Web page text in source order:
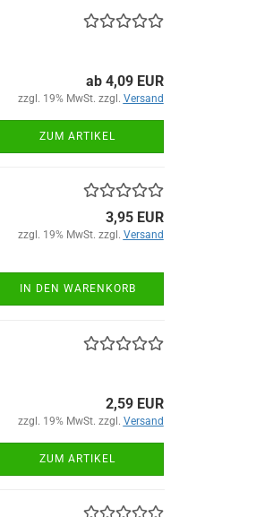
ab 4,09 EUR
zzgl. 19% MwSt. zzgl. Versand
ZUM ARTIKEL
3,95 EUR
zzgl. 19% MwSt. zzgl. Versand
IN DEN WARENKORB
2,59 EUR
zzgl. 19% MwSt. zzgl. Versand
ZUM ARTIKEL